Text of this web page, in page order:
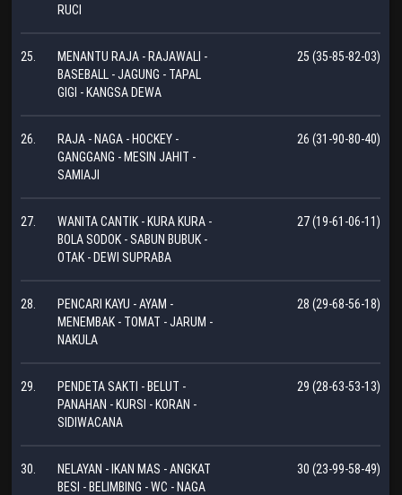
RUCI
25.
MENANTU RAJA - RAJAWALI -
BASEBALL - JAGUNG - TAPAL
GIGI - KANGSA DEWA
25 (35-85-82-03)
26.
RAJA - NAGA - HOCKEY -
GANGGANG - MESIN JAHIT -
SAMIAJI
26 (31-90-80-40)
27.
WANITA CANTIK - KURA KURA -
BOLA SODOK - SABUN BUBUK -
OTAK - DEWI SUPRABA
27 (19-61-06-11)
28.
PENCARI KAYU - AYAM -
MENEMBAK - TOMAT - JARUM -
NAKULA
28 (29-68-56-18)
29.
PENDETA SAKTI - BELUT -
PANAHAN - KURSI - KORAN -
SIDIWACANA
29 (28-63-53-13)
30.
NELAYAN - IKAN MAS - ANGKAT
BESI - BELIMBING - WC - NAGA
30 (23-99-58-49)